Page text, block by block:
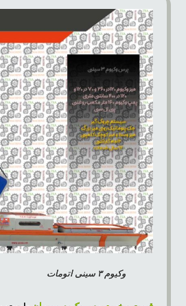
وکیوم ۳ سینی اتومات